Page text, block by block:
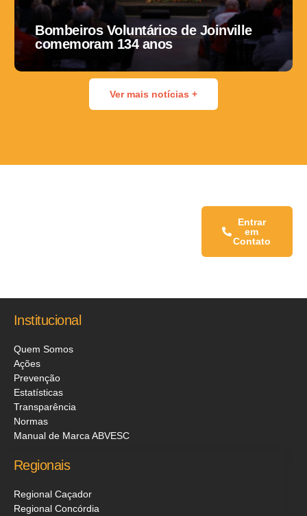
Bombeiros Voluntários de Joinville
comemoram 134 anos
Ver mais notícias +
Entrar
em
Contato
Institucional
Quem Somos
Ações
Prevenção
Estatísticas
Transparência
Normas
Manual de Marca ABVESC
Regionais
Regional Caçador
Regional Concórdia